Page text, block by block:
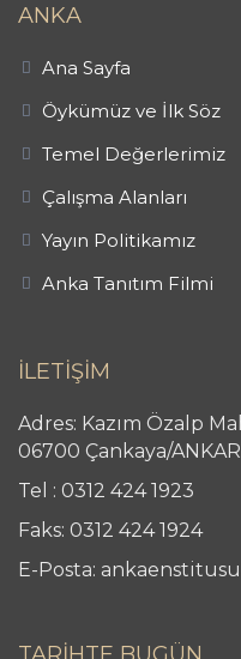
ANKA
Ana Sayfa
Öykümüz ve İlk Söz
Temel Değerlerimiz
Çalışma Alanları
Yayın Politikamız
Anka Tanıtım Filmi
İLETİŞİM
Adres: Kazım Özalp
06700 Çankaya/
Tel : 0312 424 1923
Faks: 0312 424 1924
E-Posta: